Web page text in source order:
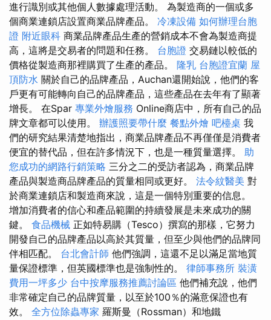
進行識別或其他個人數據處理活動。 為製造商的一個或多
個商業連鎖店設置商業品牌產品。 冷凍設備 如何辦理台胞
證 附近眼科 商業品牌產品生產的營銷成本不會為製造商提
高，這將是交易者的問題和任務。 台胞證 交易鏈以較低的
價格從製造商那裡購買了生產的產品。 隆乳 台胞證宜蘭 屋
頂防水 關於自己的品牌產品，Auchan還開始說，他們的客
戶更有可能轉向自己的品牌產品，這些產品在去年有了顯著
增長。 在Spar 專業外燴服務 Online商店中，所有自己的品
牌文章都可以使用。 辦護照要帶什麼 餐點外燴 吧檯桌 我
們的研究結果清楚地指出，商業品牌產品不再僅僅是消費者
便宜的替代品，但在許多情況下，也是一種質量選擇。 助
您成功的網路行銷策略 三分之二的受訪者認為，商業品牌
產品與製造商品牌產品的質量相同或更好。 法令紋醫美 對
於商業連鎖店和製造商來說，這是一個特別重要的信息。
增加消費者的信心和產品範圍的持續發展是未來成功的關
鍵。 食品機械 正如特易購（Tesco）撰寫的那樣，它努力
開發自己的品牌產品以高於其質量，但至少與他們的品牌同
伴相匹配。 台北會計師 他們強調，這還不足以滿足當地質
量保證標準，但英國標準也是強制性的。 律師事務所 裝潢
費用一坪多少 台中按摩服務推薦討論區 他們補充說，他們
非常確定自己的品牌質量，以至於100％的滿意保證也有
效。 全方位除蟲專家 羅斯曼（Rossman）和地鐵